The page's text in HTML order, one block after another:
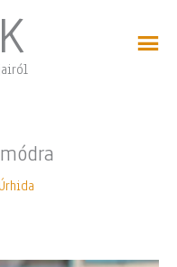
Úrhida